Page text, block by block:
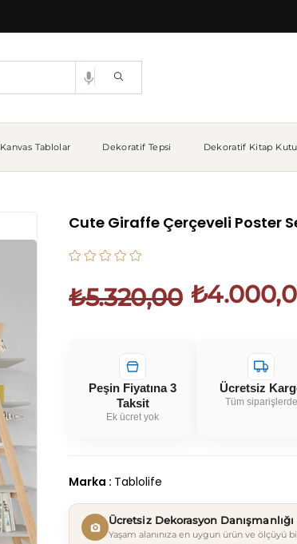
Kanvas Tablolar Dekoratif Tepsi Dekoratif Kitap
Cute Giraffe Çerçeveli Poster
₺5.320,00
Peşin Fiyatına 3
Taksit
Ek ücret yok
Ücretsiz
Tüm siparişlerde
Marka : Tablolife
Ücretsiz Dekorasyon Danışmanlığı
Yaşam alanınıza en uygun ürün ve ölçüyü